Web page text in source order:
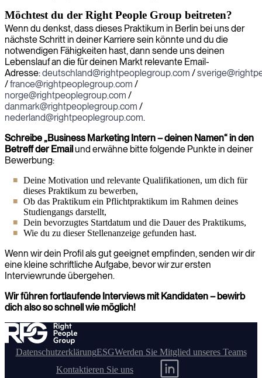
Möchtest du der Right People Group beitreten?
Wenn du denkst, dass dieses Praktikum in Berlin bei uns der
nächste Schritt in deiner Karriere sein könnte und du die
notwendigen Fähigkeiten hast, dann sende uns deinen
Lebenslauf an die für deinen Markt relevante Email-
Adresse:deutschland@rightpeoplegroup.com /
/france@rightpeoplegroup.com /
norge@rightpeoplegroup.com /
danmark@rightpeoplegroup.com /
nederland@rightpeoplegroup.com.
Schreibe „Business Marketing Intern – deinen Namen“ in den
Betreff der Emailund erwähne bitte folgende Punkte in deiner
Bewerbung:
Deine Motivation und relevante Qualifikationen, um dich für
dieses Praktikum zu bewerben,
Ob das Praktikum ein Pflichtpraktikum im Rahmen deines
Studiengangs darstellt,
Dein bevorzugtes Startdatum und die Dauer des Praktikums,
Wie du zu dieser Stellenanzeige gefunden hast.
Wenn wir dein Profil als gut geeignet empfinden, senden wir dir
eine kleine schriftliche Aufgabe, bevor wir zur ersten
Interviewrunde übergehen.
Wir führen fortlaufende Interviews mit Kandidaten – bewirb
dich also so schnell wie möglich!
DatenschutzerklärungESGWerden Sie Mitglied unseres Teams
Kontaktieren Sie uns